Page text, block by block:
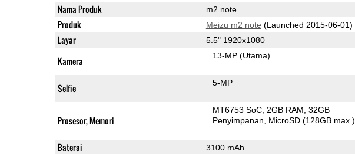
Nama Produk m2 note
Produk Meizu m2 note (Launched 2015-06-01)
Layar 5.5" 1920x1080
Kamera 13-MP(Utama)
Selfie 5-MP
Prosesor, Memori
MT6753 SoC 2GB RAM 32GB
Penyimpanan
MicroSD (128GB max.)
Baterai 3100 mAh